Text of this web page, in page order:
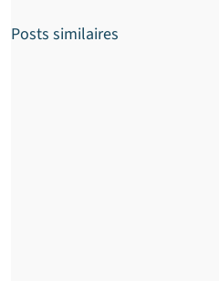
Posts similaires